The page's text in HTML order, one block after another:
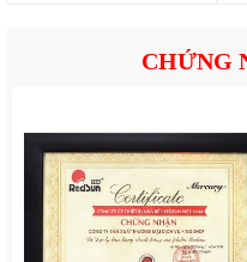
bản rộng tạo luồng gió
mạnh mẽ 60W giúp làm mát
ái, không gây tiếng ồn lớn
đình này còn có điều khiển
thao tác điều chỉnh 3 cấp độ
có chức năng hẹn giờ cho
tiết kiệm điện.
CHỨNG